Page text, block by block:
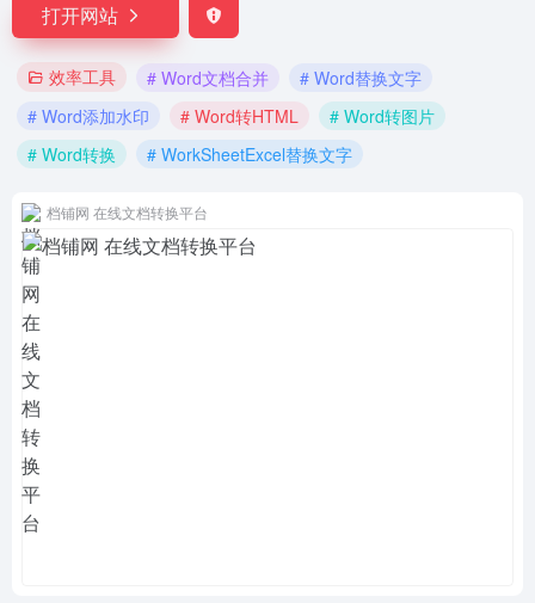
打开网站
效率工具 # Word文档合并
# Word替换文字
# Word添加水印
# Word转HTML
# Word转图片
# Word转换
# WorkSheetExcel替换文字
档铺网 在线文档转换平台